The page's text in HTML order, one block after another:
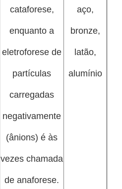
cataforese,
enquanto a
eletroforese de
partículas
carregadas
negativamente
(ânions) é às
vezes chamada
de anaforese.
aço,
bronze,
latão,
alumínio